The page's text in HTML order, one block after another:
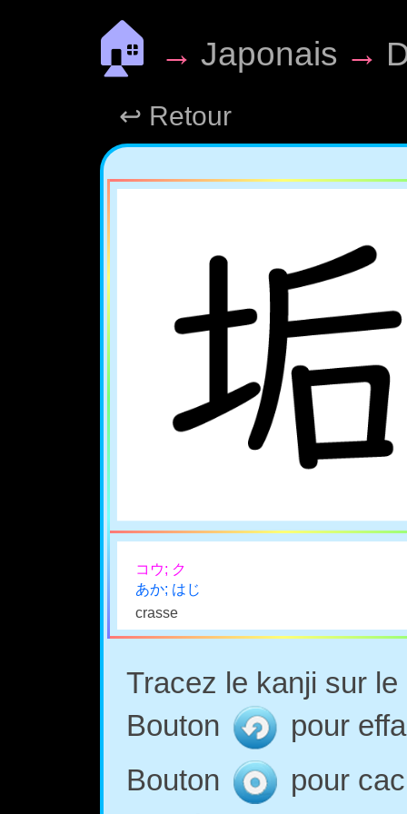
🏠 → Japonais →
↩ Retour
コウ; ク
あか; はじ
crasse
Tracez le kanji sur
Bouton
pour
Bouton
pour